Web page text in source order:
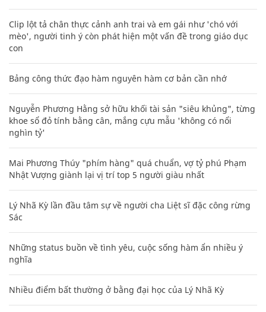
Clip lột tả chân thực cảnh anh trai và em gái như 'chó với
mèo', người tinh ý còn phát hiện một vấn đề trong giáo dục
con
Bảng công thức đạo hàm nguyên hàm cơ bản cần nhớ
Nguyễn Phương Hằng sở hữu khối tài sản "siêu khủng", từng
khoe sổ đỏ tính bằng cân, mắng cựu mẫu 'không có nổi
nghìn tỷ'
Mai Phương Thúy "phím hàng" quá chuẩn, vợ tỷ phú Phạm
Nhật Vượng giành lại vị trí top 5 người giàu nhất
Lý Nhã Kỳ lần đầu tâm sự về người cha Liệt sĩ đặc công rừng
Sác
Những status buồn về tình yêu, cuộc sống hàm ẩn nhiều ý
nghĩa
Nhiều điểm bất thường ở bằng đại học của Lý Nhã Kỳ